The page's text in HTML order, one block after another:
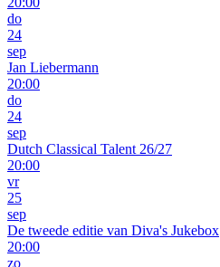
do
24
sep
Jan Liebermann
20:00
do
24
sep
Dutch Classical Talent 26/27
20:00
vr
25
sep
De tweede editie van Diva's Jukebox
20:00
zo